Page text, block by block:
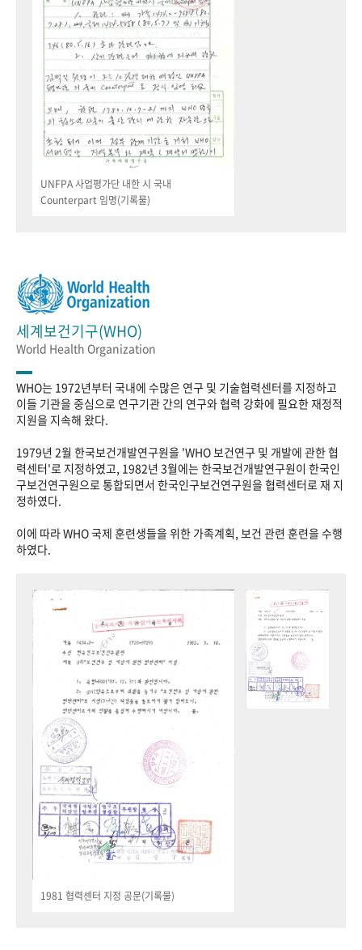
UNFPA 사업평가단 내한 시 국내
Counterpart 임명(기록물)
세계보건기구(WHO)
World Health Organization
WHO는 1972년부터 국내에 수많은 연구 및 기술협력센터를 지정하고
이들 기관을 중심으로 연구기관 간의 연구와 협력 강화에 필요한 재정적
지원을 지속해 왔다.
1979년 2월 한국보건개발연구원을 'WHO 보건연구 및 개발에 관한 협
력센터'로 지정하였고, 1982년 3월에는 한국보건개발연구원이 한국인
구보건연구원으로 통합되면서 한국인구보건연구원을 협력센터로 재 지
정하였다.
이에 따라 WHO 국제 훈련생들을 위한 가족계획, 보건 관련 훈련을 수행
하였다.
1981 협력센터 지정 공문(기록물)